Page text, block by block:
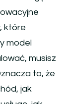
które
model
musisz
to, że
jak